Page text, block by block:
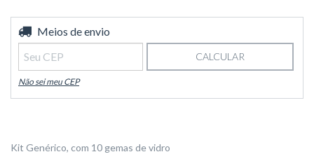
Entregas para o CEP:
Meios de envio
CALCULAR
Não sei meu CEP
Kit Genérico, com 10 gemas de vidro